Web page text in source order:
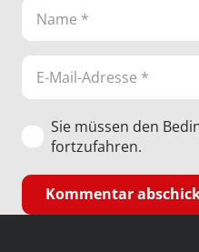
Sie müssen den
fortzufahren.
Kommentar